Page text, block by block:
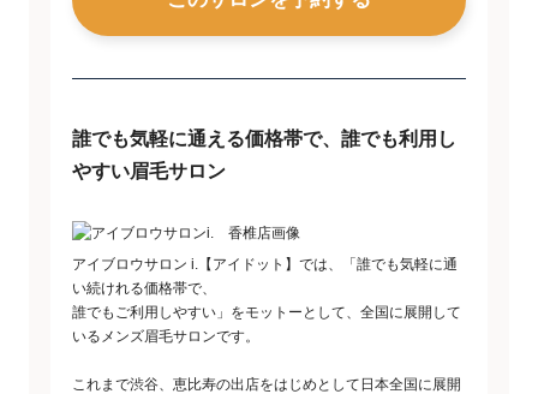
誰でも気軽に通える価格帯で、誰でも利用し
やすい眉毛サロン
アイブロウサロン i.【アイドット】では、「誰でも気軽に通
い続けれる価格帯で、
誰でもご利用しやすい」をモットーとして、全国に展開して
いるメンズ眉毛サロンです。
これまで渋谷、恵比寿の出店をはじめとして日本全国に展開